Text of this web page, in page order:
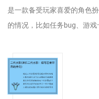
是一款备受玩家喜爱的角色
的情况，比如任务bug、游